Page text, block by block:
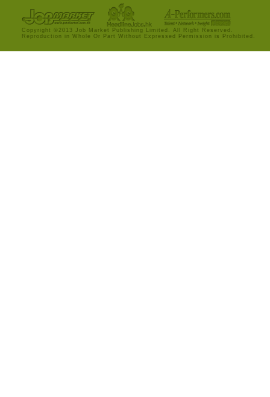
Copyright ©2013 Job Market Publishing Limited. All Right Reserved.
Reproduction in Whole Or Part Without Expressed Permission is Prohibited.